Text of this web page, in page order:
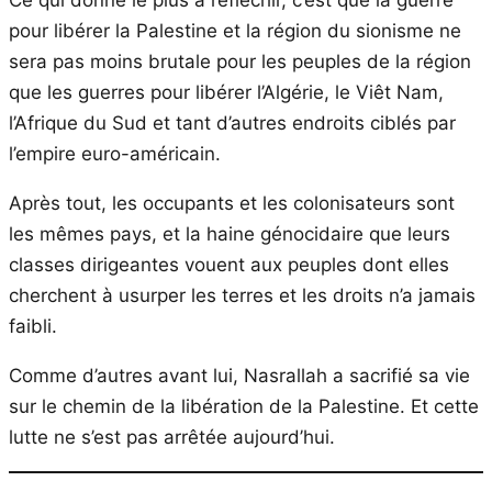
pour libérer la Palestine et la région du sionisme ne
sera pas moins brutale pour les peuples de la région
que les guerres pour libérer l’Algérie, le Viêt Nam,
l’Afrique du Sud et tant d’autres endroits ciblés par
l’empire euro-américain.
Après tout, les occupants et les colonisateurs sont
les mêmes pays, et la haine génocidaire que leurs
classes dirigeantes vouent aux peuples dont elles
cherchent à usurper les terres et les droits n’a jamais
faibli.
Comme d’autres avant lui, Nasrallah a sacrifié sa vie
sur le chemin de la libération de la Palestine. Et cette
lutte ne s’est pas arrêtée aujourd’hui.